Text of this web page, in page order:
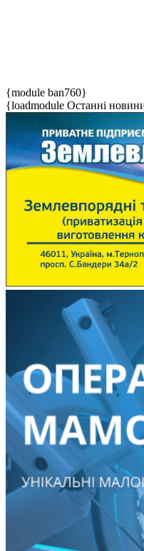
{module ban760}
{loadmodule Останні